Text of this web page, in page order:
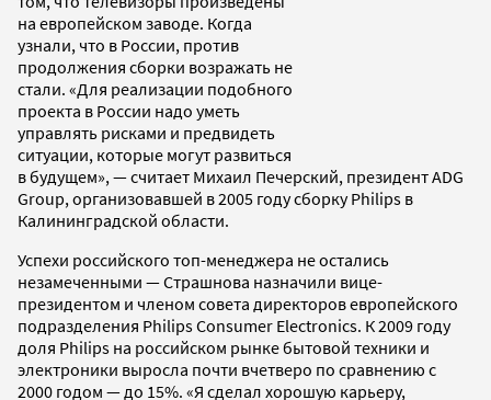
на европейском заводе. Когда
узнали, что в России, против
продолжения сборки возражать не
стали. «Для реализации подобного
проекта в России надо уметь
управлять рисками и предвидеть
ситуации, которые могут развиться
в будущем», — считает Михаил Печерский, президент ADG
Group, организовавшей в 2005 году сборку Philips в
Калининградской области.
Успехи российского топ-менеджера не остались
незамеченными — Страшнова назначили вице-
президентом и членом совета директоров европейского
подразделения Philips Consumer Electronics. К 2009 году
доля Philips на российском рынке бытовой техники и
электроники выросла почти вчетверо по сравнению с
2000 годом — до 15%. «Я сделал хорошую карьеру,